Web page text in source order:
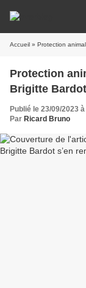
Accueil » Protection
Protection
Brigitte
Publié le 23/09/2023
Par Ricard Bruno